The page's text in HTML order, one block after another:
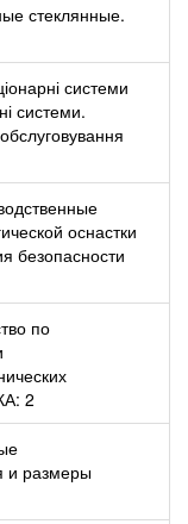
стеклянные.
системи
системи.
оснастки
безопасности
по
2
и размеры